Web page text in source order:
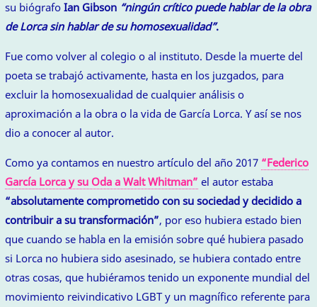
su biógrafo Ian Gibson “ningún crítico puede hablar de la obra
de Lorca sin hablar de su homosexualidad”.
Fue como volver al colegio o al instituto. Desde la muerte del
poeta se trabajó activamente, hasta en los juzgados, para
excluir la homosexualidad de cualquier análisis o
aproximación a la obra o la vida de García Lorca. Y así se nos
dio a conocer al autor.
Como ya contamos en nuestro artículo del año 2017 “Federico
García Lorca y su Oda a Walt Whitman” el autor estaba
“absolutamente comprometido con su sociedad y decidido a
contribuir a su transformación”, por eso hubiera estado bien
que cuando se habla en la emisión sobre qué hubiera pasado
si Lorca no hubiera sido asesinado, se hubiera contado entre
otras cosas, que hubiéramos tenido un exponente mundial del
movimiento reivindicativo LGBT y un magnífico referente para